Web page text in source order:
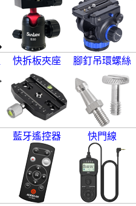
快拆板夾座 腳釘吊環螺絲
藍牙遙控器 快門線